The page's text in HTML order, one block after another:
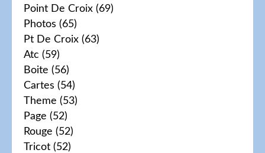
Point De Croix (69)
Photos (65)
Pt De Croix (63)
Atc (59)
Boite (56)
Cartes (54)
Theme (53)
Page (52)
Rouge (52)
Tricot (52)